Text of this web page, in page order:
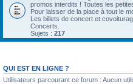
promos interdits ! Toutes les
Pour laisser de la place à tout le
Les billets de concert et
Concerts.
Sujets : 217
QUI EST EN LIGNE ?
Utilisateurs parcourant ce forum : Aucun